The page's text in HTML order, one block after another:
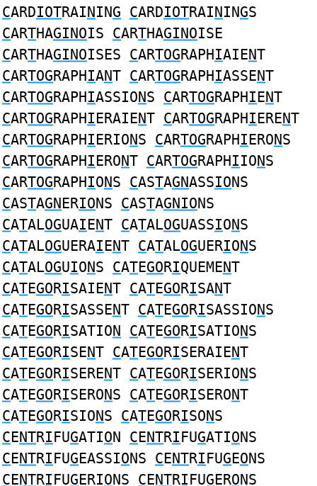
CARDIOTRAINING CARDIOTRAININGS
CARTHAGINOIS CARTHAGINOISE
CARTHAGINOISES CARTOGRAPHIAIENT
CARTOGRAPHIANT CARTOGRAPHIASSENT
CARTOGRAPHIASSIONS CARTOGRAPHIENT
CARTOGRAPHIERAIENT CARTOGRAPHIERENT
CARTOGRAPHIERIONS CARTOGRAPHIERONS
CARTOGRAPHIERONT CARTOGRAPHIIONS
CARTOGRAPHIONS CASTAGNASSIONS
CASTAGNERIONS CASTAGNIONS
CATALOGUAIENT CATALOGUASSIONS
CATALOGUERAIENT CATALOGUERIONS
CATALOGUIONS CATEGORIQUEMENT
CATEGORISAIENT CATEGORISANT
CATEGORISASSENT CATEGORISASSIONS
CATEGORISATION CATEGORISATIONS
CATEGORISENT CATEGORISERAIENT
CATEGORISERENT CATEGORISERIONS
CATEGORISERONS CATEGORISERONT
CATEGORISIONS CATEGORISONS
CENTRIFUGATION CENTRIFUGATIONS
CENTRIFUGEASSIONS CENTRIFUGEONS
CENTRIFUGERIONS CENTRIFUGERONS